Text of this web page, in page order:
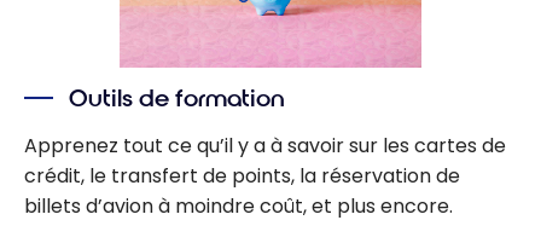
Outils de formation
Apprenez tout ce qu’il y a à savoir sur les cartes de
crédit, le transfert de points, la réservation de
billets d’avion à moindre coût, et plus encore.